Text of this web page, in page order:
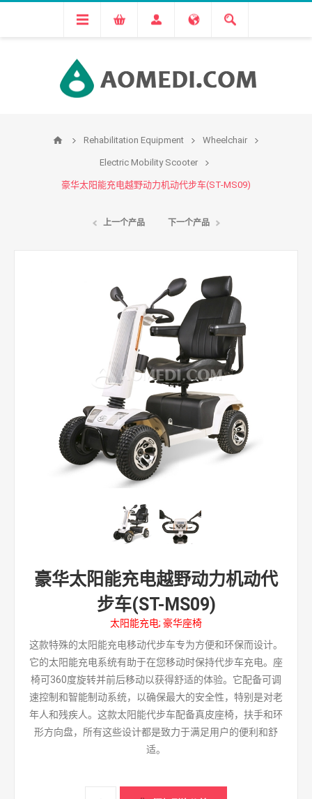
Rehabilitation Equipment Wheelchair
Electric Mobility Scooter
豪华太阳能充电越野动力机动代步车(ST-MS09)
上一个产品 下一个产品
豪华太阳能充电越野动力机动代
步车(ST-MS09)
太阳能充电; 豪华座椅
这款特殊的太阳能充电移动代步车专为方便和环保而设计。
它的太阳能充电系统有助于在您移动时保持代步车充电。座
椅可360度旋转并前后移动以获得舒适的体验。它配备可调
速控制和智能制动系统，以确保最大的安全性，特别是对老
年人和残疾人。这款太阳能代步车配备真皮座椅，扶手和环
形方向盘，所有这些设计都是致力于满足用户的便利和舒
适。